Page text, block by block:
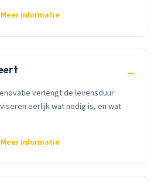
Meer informatie
→
verlengt de levensduur
eerlijk wat nodig is, en wat
Meer informatie